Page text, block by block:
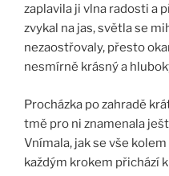
zaplavila ji vlna radosti a
zvykal na jas, světla se
nezaostřovaly, přesto
nesmírně krásný a
Procházka po zahradě
tmě pro ni znamenala
Vnímala, jak se vše
každým krokem přichází